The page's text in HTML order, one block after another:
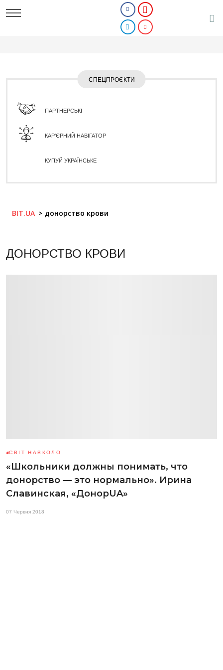
СПЕЦПРОЄКТИ
ПАРТНЕРСЬКІ
КАР'ЄРНИЙ НАВІГАТОР
КУПУЙ УКРАЇНСЬКЕ
BIT.UA донорство крови
ДОНОРСТВО КРОВИ
СВІТ НАВКОЛО
«Школьники должны понимать, что
донорство — это нормально». Ирина
Славинская, «ДонорUA»
07 Червня 2018